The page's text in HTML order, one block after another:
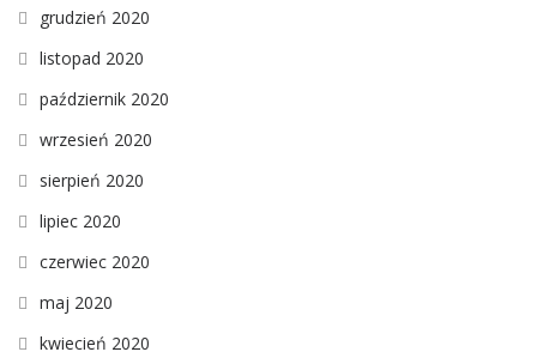
grudzień 2020
listopad 2020
październik 2020
wrzesień 2020
sierpień 2020
lipiec 2020
czerwiec 2020
maj 2020
kwiecień 2020